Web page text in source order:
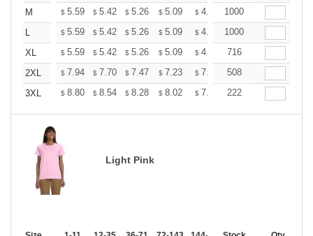
M
$ 5.59 $ 5.42 $ 5.26 $ 5.09 $ 4.93 $4.84
1000
L
$ 5.59 $ 5.42 $ 5.26 $ 5.09 $ 4.93 $4.84
1000
XL
$ 5.59 $ 5.42 $ 5.26 $ 5.09 $ 4.93 $ 4.84
716
2XL
$ 7.94 $ 7.70 $ 7.47 $ 7.23 $ 7.00 $6.88
508
3XL
$ 8.80 $ 8.54 $ 8.28 $ 8.02 $ 7.76 $7.63
222
Light Pink